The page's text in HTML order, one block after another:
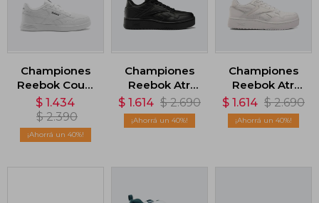
Championes
Reebok Court
Advance -
Blanco
$ 1.434
$ 2.390
40
Championes
Reebok Atr
Chill - Negro
$ 1.614 $ 2.690
40
Championes
Reebok Atr
Chill - Blanco
$ 1.614 $ 2.690
40